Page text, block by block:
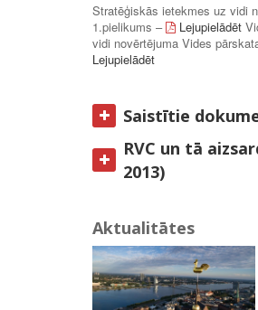
Stratēģiskās ietekmes uz vidi
1.pielikums –
Lejupielādēt
vidi novērtējuma Vides
Lejupielādēt
Saistītie
RVC un tā
2013)
Aktualitātes